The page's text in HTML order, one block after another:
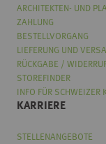
ARCHITEKTEN- UND
ZAHLUNG
BESTELLVORGANG
LIEFERUNG UND
RÜCKGABE /
STOREFINDER
INFO FÜR SCHWEIZER
KARRIERE
STELLENANGEBOTE